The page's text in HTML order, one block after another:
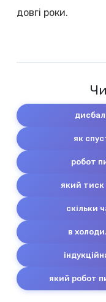
довгі роки.
як
робот
який тиск
скільки
в
який робот